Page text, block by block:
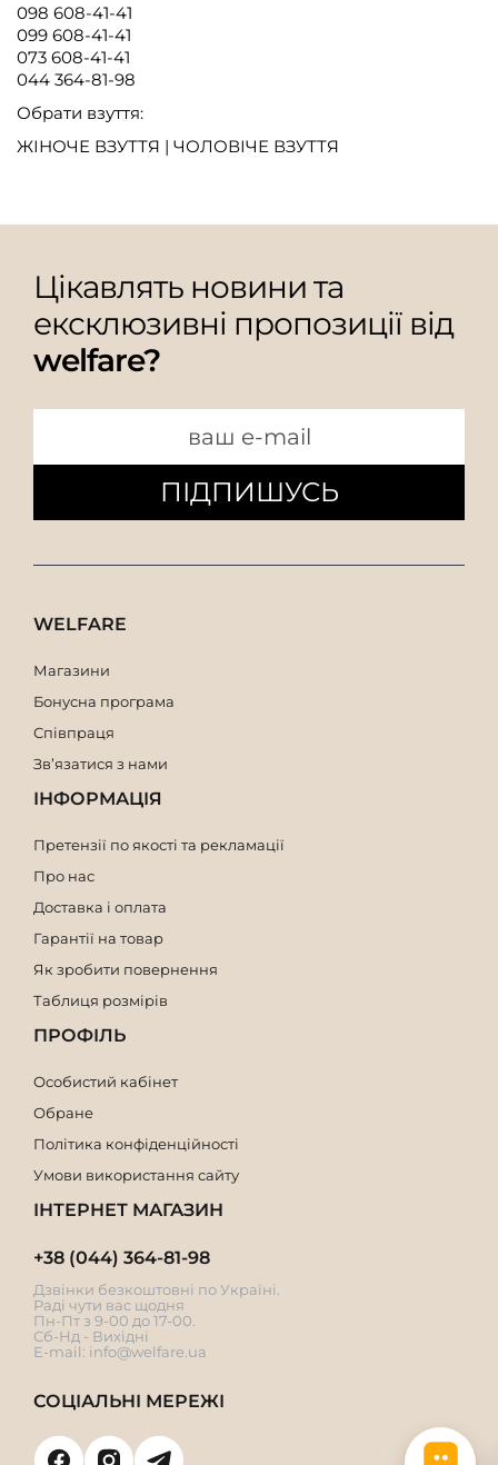
098 608-41-41
099 608-41-41
073 608-41-41
044 364-81-98
Обрати взуття:
ЖІНОЧЕ ВЗУТТЯ | ЧОЛОВІЧЕ ВЗУТТЯ
Цікавлять новини та
ексклюзивні пропозиції від
welfare?
ПІДПИШУСЬ
WELFARE
Магазини
Бонусна програма
Співпраця
Зв’язатися з нами
ІНФОРМАЦІЯ
Претензії по якості та рекламації
Про нас
Доставка і оплата
Гарантії на товар
Як зробити повернення
Таблиця розмірів
ПРОФІЛЬ
Особистий кабінет
Обране
Політика конфіденційності
Умови використання сайту
ІНТЕРНЕТ МАГАЗИН
+38 (044) 364-81-98
Дзвінки безкоштовні по Україні.
Раді чути вас щодня
Пн-Пт з 9-00 до 17-00.
Сб-Нд - Вихідні
E-mail: info@welfare.ua
СОЦІАЛЬНІ МЕРЕЖІ